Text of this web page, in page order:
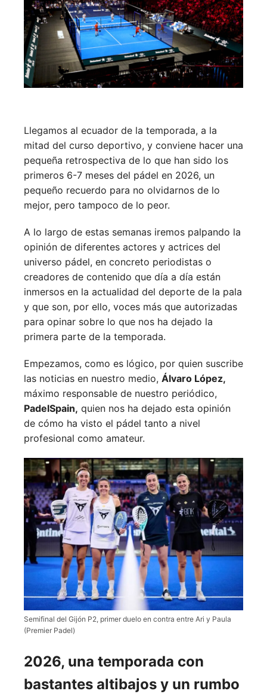
Llegamos al ecuador de la temporada, a la
mitad del curso deportivo, y conviene hacer una
pequeña retrospectiva de lo que han sido los
primeros 6-7 meses del pádel en 2026, un
pequeño recuerdo para no olvidarnos de lo
mejor, pero tampoco de lo peor.
A lo largo de estas semanas iremos palpando la
opinión de diferentes actores y actrices del
universo pádel, en concreto periodistas o
creadores de contenido que día a día están
inmersos en la actualidad del deporte de la pala
y que son, por ello, voces más que autorizadas
para opinar sobre lo que nos ha dejado la
primera parte de la temporada.
Empezamos, como es lógico, por quien suscribe
las noticias en nuestro medio, Álvaro López,
máximo responsable de nuestro periódico,
PadelSpain, quien nos ha dejado esta opinión
de cómo ha visto el pádel tanto a nivel
profesional como amateur.
Semifinal del Gijón P2, primer duelo en contra entre Ari y Paula
(Premier Padel)
2026, una temporada con
bastantes altibajos y un rumbo